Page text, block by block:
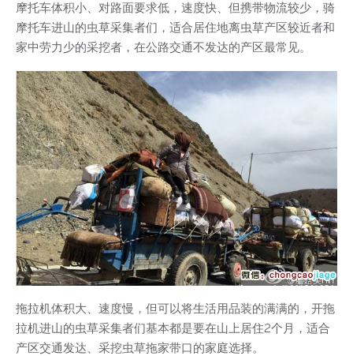
摩托车体积小、对路面要求低，速度快、但携带物流较少，骑
摩托车进山的虫草采集者们，适合居住地离虫草产区较近者和
家中劳力少的采挖者，在公路交通不发达的产区最常见。
拖拉机体积大、速度慢，但可以将生活用品装的满满的，开拖
拉机进山的虫草采集者们基本都是要在山上居住2个月，适合
产区交通发达、采挖虫草拖家带口的家庭选择。